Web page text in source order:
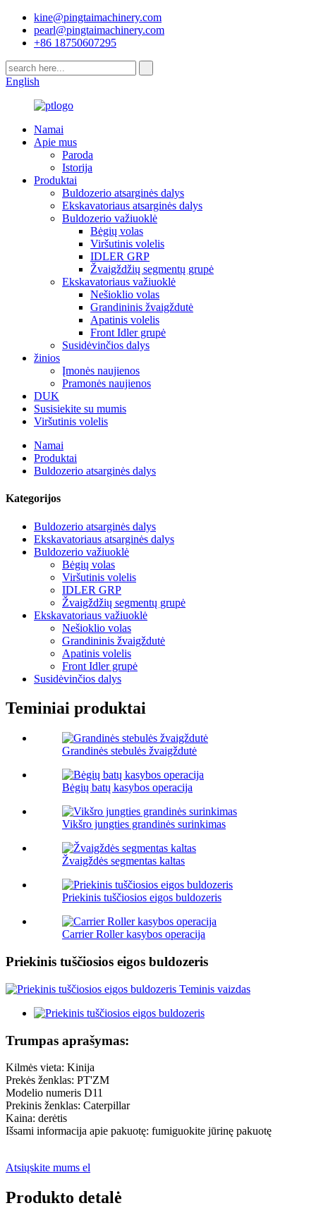
kine@pingtaimachinery.com
pearl@pingtaimachinery.com
+86 18750607295
English
Namai
Apie mus
Paroda
Istorija
Produktai
Buldozerio atsarginės dalys
Ekskavatoriaus atsarginės dalys
Buldozerio važiuoklė
Bėgių volas
Viršutinis volelis
IDLER GRP
Žvaigždžių segmentų grupė
Ekskavatoriaus važiuoklė
Nešioklio volas
Grandininis žvaigždutė
Apatinis volelis
Front Idler grupė
Susidėvinčios dalys
žinios
Įmonės naujienos
Pramonės naujienos
DUK
Susisiekite su mumis
Viršutinis volelis
Namai
Produktai
Buldozerio atsarginės dalys
Kategorijos
Buldozerio atsarginės dalys
Ekskavatoriaus atsarginės dalys
Buldozerio važiuoklė
Bėgių volas
Viršutinis volelis
IDLER GRP
Žvaigždžių segmentų grupė
Ekskavatoriaus važiuoklė
Nešioklio volas
Grandininis žvaigždutė
Apatinis volelis
Front Idler grupė
Susidėvinčios dalys
Teminiai produktai
Grandinės stebulės žvaigždutė
Bėgių batų kasybos operacija
Vikšro jungties grandinės surinkimas
Žvaigždės segmentas kaltas
Priekinis tuščiosios eigos buldozeris
Carrier Roller kasybos operacija
Priekinis tuščiosios eigos buldozeris
Trumpas aprašymas:
Kilmės vieta: Kinija
Prekės ženklas: PT'ZM
Modelio numeris D11
Prekinis ženklas: Caterpillar
Kaina: derėtis
Išsami informacija apie pakuotę: fumiguokite jūrinę pakuotę
Atsiųskite mums el
Produkto detalė